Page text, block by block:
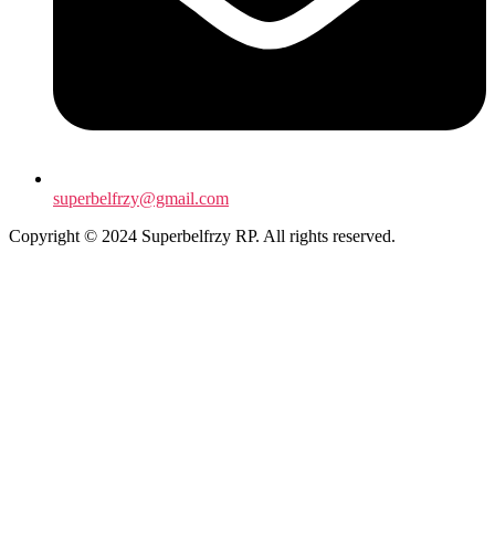
superbelfrzy@gmail.com
Copyright © 2024 Superbelfrzy RP. All rights reserved.